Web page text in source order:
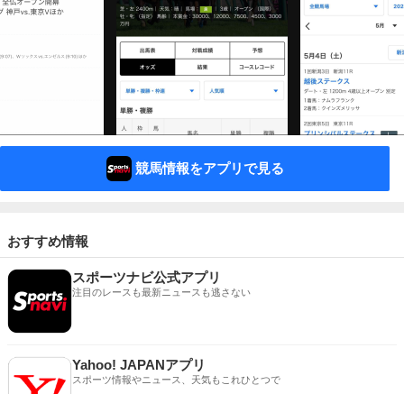
競馬情報をアプリで見る
おすすめ情報
スポーツナビ公式アプリ
注目のレースも最新ニュースも逃さない
Yahoo! JAPANアプリ
スポーツ情報やニュース、天気もこれひとつで